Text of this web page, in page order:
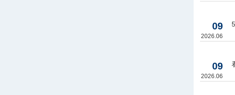
09
2026.06
09
2026.06